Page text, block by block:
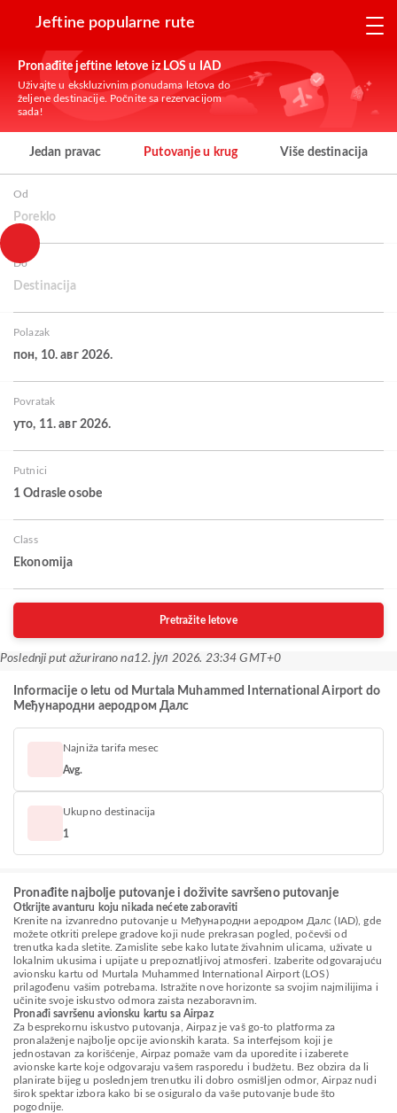
Jeftine popularne rute
Pronađite jeftine letove iz LOS u IAD
Uživajte u ekskluzivnim ponudama letova do
željene destinacije. Počnite sa rezervacijom
sada!
Jedan pravac Putovanje u krug Više destinacija
Od
Poreklo
Do
Destinacija
Polazak
пон, 10. авг 2026.
Povratak
уто, 11. авг 2026.
Putnici
1 Odrasle osobe
Class
Ekonomija
Pretražite letove
Poslednji put ažurirano na12. јул 2026. 23:34 GMT+0
Informacije o letu od Murtala Muhammed International Airport do
Међународни аеродром Далс
Najniža tarifa mesec
Avg.
Ukupno destinacija
1
Pronađite najbolje putovanje i doživite savršeno putovanje
Otkrijte avanturu koju nikada nećete zaboraviti
Krenite na izvanredno putovanje u Међународни аеродром Далс (IAD), gde
možete otkriti prelepe gradove koji nude prekrasan pogled, počevši od
trenutka kada sletite. Zamislite sebe kako lutate živahnim ulicama, uživate u
lokalnim ukusima i upijate u prepoznatljivoj atmosferi. Izaberite odgovarajuću
avionsku kartu od Murtala Muhammed International Airport (LOS)
prilagođenu vašim potrebama. Istražite nove horizonte sa svojim najmilijima i
učinite svoje iskustvo odmora zaista nezaboravnim.
Pronađi savršenu avionsku kartu sa Airpaz
Za besprekornu iskustvo putovanja, Airpaz je vaš go-to platforma za
pronalaženje najbolje opcije avionskih karata. Sa interfejsom koji je
jednostavan za korišćenje, Airpaz pomaže vam da uporedite i izaberete
avionske karte koje odgovaraju vašem rasporedu i budžetu. Bez obzira da li
planirate bijeg u poslednjem trenutku ili dobro osmišljen odmor, Airpaz nudi
širok spektar izbora kako bi se osiguralo da vaše putovanje bude što
pogodnije.